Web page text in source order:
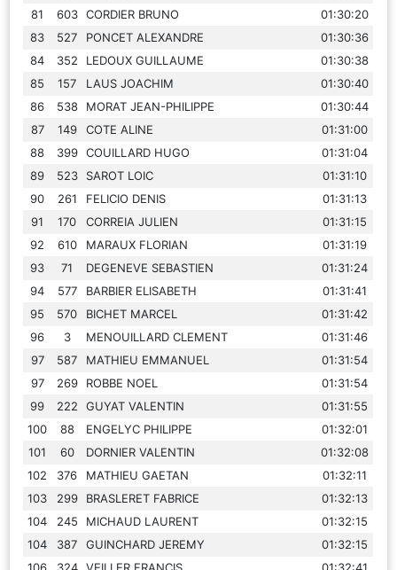
81
603 CORDIER BRUNO
01:30:20
83
527 PONCET ALEXANDRE
01:30:36
84
352 LEDOUX GUILLAUME
01:30:38
85
157 LAUS JOACHIM
01:30:40
86
538 MORAT JEAN-PHILIPPE
01:30:44
87
149 COTE ALINE
01:31:00
88
399 COUILLARD HUGO
01:31:04
89
523 SAROT LOIC
01:31:10
90
261 FELICIO DENIS
01:31:13
91
170 CORREIA JULIEN
01:31:15
92
610 MARAUX FLORIAN
01:31:19
93
71 DEGENEVE SEBASTIEN
01:31:24
94
577 BARBIER ELISABETH
01:31:41
95
570 BICHET MARCEL
01:31:42
96
3 MENOUILLARD CLEMENT
01:31:46
97
587 MATHIEU EMMANUEL
01:31:54
97
269 ROBBE NOEL
01:31:54
99
222 GUYAT VALENTIN
01:31:55
100
88 ENGELYC PHILIPPE
01:32:01
101
60 DORNIER VALENTIN
01:32:08
102
376 MATHIEU GAETAN
01:32:11
103
299 BRASLERET FABRICE
01:32:13
104
245 MICHAUD LAURENT
01:32:15
104
387 GUINCHARD JEREMY
01:32:15
106
324 VEILLER FRANCIS 01:32:41